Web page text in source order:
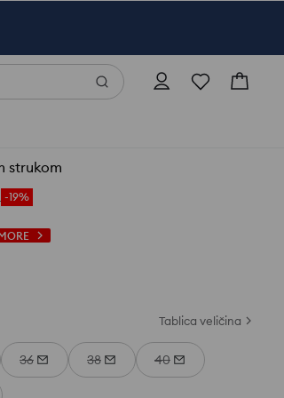
strukom
-19%
Tablica veličina
36 38 40